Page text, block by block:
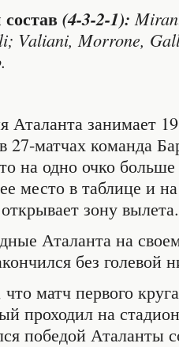
состав (4-3-2-1):
Valiani, Morrone,
Аталанта занимает
27-матчах команда
на одно очко
место в таблице и
зону вылета.
Аталанта на
без голевой
матч первого
проходил на
победой Аталанты